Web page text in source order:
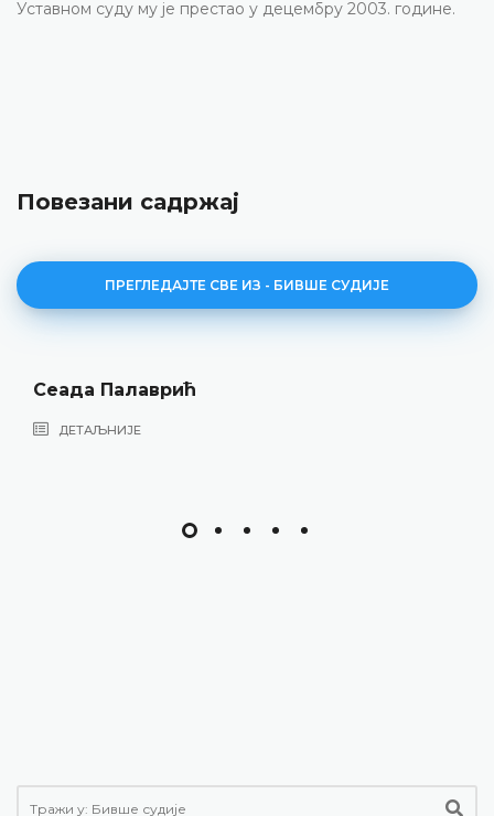
Уставном суду му је престао у децембру 2003. године.
Повезани садржај
ПРЕГЛЕДАЈТЕ СВЕ ИЗ - БИВШЕ СУДИЈЕ
Сеада Палаврић
ДЕТАЉНИЈЕ